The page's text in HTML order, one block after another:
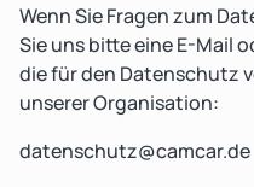
Wenn Sie Fragen zum
Sie uns bitte eine E-Mail
die für den Datenschutz
unserer Organisation:
datenschutz@camcar.de